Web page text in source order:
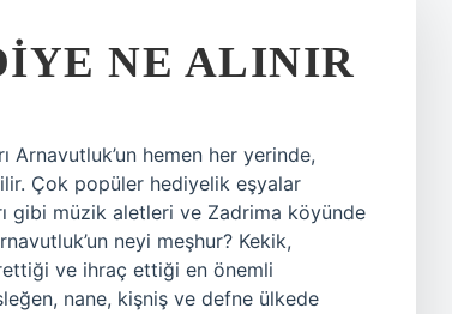
NE ALINIR
Arnavutluk’un hemen her yerinde,
Çok popüler hediyelik eşyalar
gibi müzik aletleri ve Zadrima köyünde
neyi meşhur? Kekik,
ve ihraç ettiği en önemli
nane, kişniş ve defne ülkede